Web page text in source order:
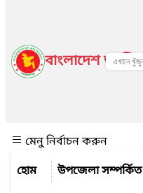
বাংলাদেশ জাতীয়
মেনু নির্বাচন করুন
উপজেলা সম্পর্কিত